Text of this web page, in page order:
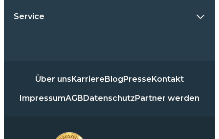
Service
Über unsKarriereBlogPresseKontakt
ImpressumAGBDatenschutzPartner werden